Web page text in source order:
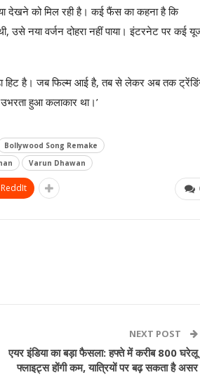
देखने को मिल रही है। कई फैंस का कहना है कि
नया वर्जन दोहरा नहीं पाया। इंटरनेट पर कई
हिट है। जब फिल्म आई है, तब से लेकर अब तक
हुआ कलाकार था।’
Bollywood Song Remake
Varun Dhawan
ReddIt
NEXT POST
एयर इंडिया का बड़ा फैसला: हफ्ते में करीब 800 घरेलू
फ्लाइट्स होंगी कम, यात्रियों पर बढ़ सकता है असर